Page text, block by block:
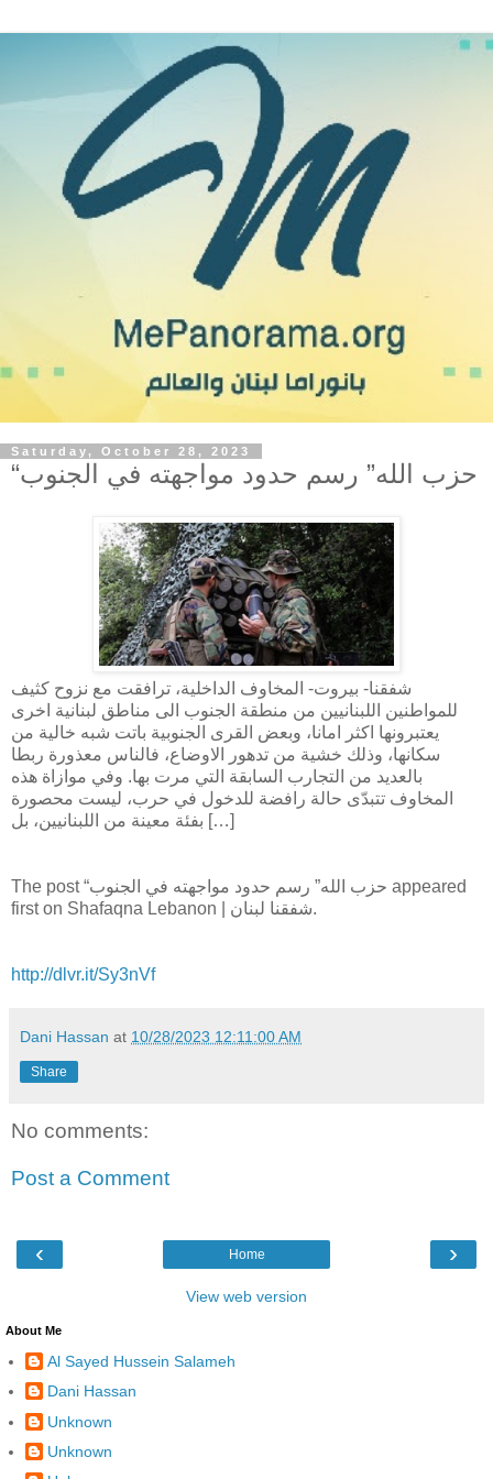
Saturday, October 28, 2023
“حزب الله” رسم حدود مواجهته في الجنوب
شفقنا- بيروت- المخاوف الداخلية، ترافقت مع نزوح كثيف
للمواطنين اللبنانيين من منطقة الجنوب الى مناطق لبنانية اخرى
يعتبرونها اكثر امانا، وبعض القرى الجنوبية باتت شبه خالية من
سكانها، وذلك خشية من تدهور الاوضاع، فالناس معذورة ربطا
بالعديد من التجارب السابقة التي مرت بها. وفي موازاة هذه
المخاوف تتبدّى حالة رافضة للدخول في حرب، ليست محصورة
بفئة معينة من اللبنانيين، بل […]
The post “حزب الله” رسم حدود مواجهته في الجنوب appeared
first on Shafaqna Lebanon | شفقنا لبنان.
http://dlvr.it/Sy3nVf
Dani Hassan at 10/28/2023 12:11:00 AM
Share
No comments:
Post a Comment
‹ ›
Home
View web version
About Me
Al Sayed Hussein Salameh
Dani Hassan
Unknown
Unknown